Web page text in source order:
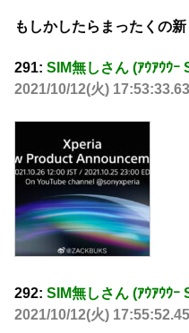
もしかしたらまったくの
291: SIM無しさん (ｱｳｱｳｳ
2021/10/12(火)
292: SIM無しさん (ｱｳｱｳｳ
2021/10/12(火)